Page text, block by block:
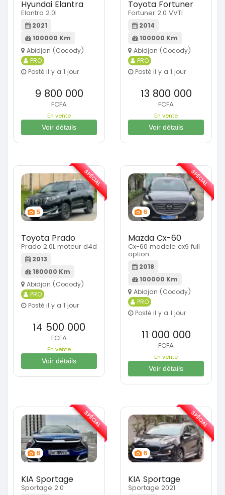
Hyundai Elantra
Elantra 2.0l
2021
100000 Km
Abidjan (Cocody)
PRO
Posté il y a 1 jour
9 800 000
FCFA
En vente
Voir détails
Toyota Fortuner
Fortuner 2.0 VVTI
2014
100000 Km
Abidjan (Cocody)
PRO
Posté il y a 1 jour
13 800 000
FCFA
En vente
Voir détails
5
Toyota Prado
Prado 2.0L moteur d4d
2013
180000 Km
Abidjan (Cocody)
PRO
Posté il y a 1 jour
14 500 000
FCFA
En vente
Voir détails
SPÉCIAL
6
Mazda Cx-60
Cx-60 modele cx9 full
option
2018
100000 Km
Abidjan (Cocody)
PRO
Posté il y a 1 jour
11 000 000
FCFA
En vente
Voir détails
SPÉCIAL
6
KIA Sportage
Sportage 2.0
SPÉCIAL
6
KIA Sportage
Sportage 2021
SPÉCIAL